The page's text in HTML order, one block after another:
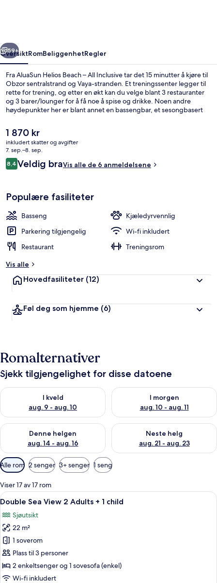
Neste
59+
OversiktRomBeliggenhetRegler
Fra AluaSun Helios Beach – All Inclusive tar det 15 minutter å kjøre til
Obzor sentralstrand og Vaya-stranden. Et treningssenter legger til
rette for trening, og etter en økt kan du velge blant 3 restauranter
og 3 barer/lounger for å få noe å spise og drikke. Noen andre
høydepunkter her er blant annet en bassengbar, et sesongbasert
Den
nåværende
prisen
er
1 870 kr
1 870 kr
inkludert skatter og avgifter
7. sep.–8. sep.
Anmeldelser
8,48,4 av 10 –
Veldig braVis alle de 6 anmeldelsene
Populære fasiliteter
Basseng
Kjæledyrvennlig
Parkering tilgjengelig
Wi-fi inkludert
Restaurant
Treningsrom
Vis alle
Hovedfasiliteter (12)
Føl deg som hjemme (6)
Romalternativer
Sjekk tilgjengelighet for disse datoene
I kveld
aug. 9 - aug. 10
Sjekk tilgjengelighet for i kveld, aug. 9 - aug. 10
I morgen
aug. 10 - aug. 11
Sjekk tilgjengelighet for i
Denne helgen
aug. 14 - aug. 16
Sjekk tilgjengelighet for denne helgen, aug. 14 - aug. 16
Neste helg
aug. 21 - aug. 23
Sjekk tilgjengelighet for
Tilgjengelige
filtre
for
rom
Alle rom 2 senger 3+ senger 1 seng
Viser 17 av 17 rom
Åpne
alle
bildene
av
Double
Sea
View
2
Skrivebord, lydisolert, wi-fi
5
Double Sea View 2 Adults + 1 child
Sjøutsikt
22 m²
1 soverom
Plass til 3 personer
2 enkeltsenger og 1 sovesofa (enkel)
Wi-fi inkludert